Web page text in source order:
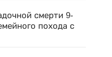
смерти 9-
похода с